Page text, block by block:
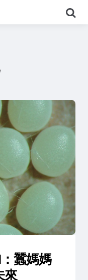
尋
蠶媽媽
來